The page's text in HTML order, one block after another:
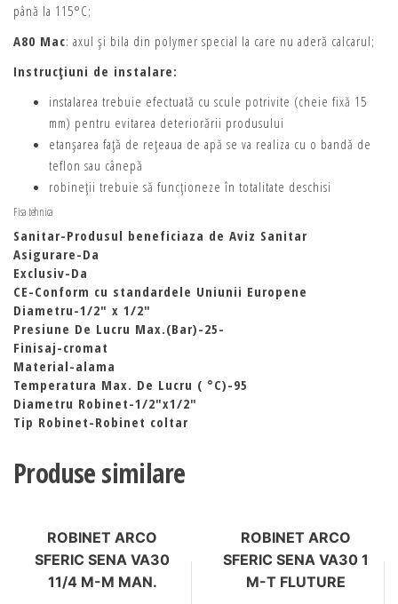
până la 115°C;
A80 Mac: axul şi bila din polymer special la care nu aderă calcarul;
Instrucţiuni de instalare:
instalarea trebuie efectuată cu scule potrivite (cheie fixă 15
mm) pentru evitarea deteriorării produsului
etanşarea faţă de reţeaua de apă se va realiza cu o bandă de
teflon sau cânepă
robineţii trebuie să funcţioneze în totalitate deschisi
Fisa tehnica
Sanitar-Produsul beneficiaza de Aviz Sanitar
Asigurare-Da
Exclusiv-Da
CE-Conform cu standardele Uniunii Europene
Diametru-1/2″ x 1/2″
Presiune De Lucru Max.(Bar)-25-
Finisaj-cromat
Material-alama
Temperatura Max. De Lucru ( °C)-95
Diametru Robinet-1/2″x1/2″
Tip Robinet-Robinet coltar
Produse similare
ROBINET ARCO
SFERIC SENA VA30
11/4 M-M MAN.
ROBINET ARCO
SFERIC SENA VA30 1
M-T FLUTURE